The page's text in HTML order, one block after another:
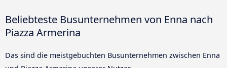
Beliebteste Busunternehmen von Enna nach
Piazza Armerina
Das sind die meistgebuchten Busunternehmen zwischen Enna